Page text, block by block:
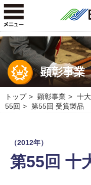
顕彰事業
トップ 顕彰事業 十
55回
第55回 受賞製品
（2012年）
第55回 十